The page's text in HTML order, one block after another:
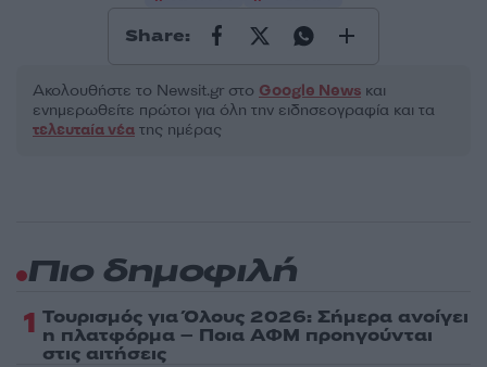
Share:
Ακολουθήστε το Νewsit.gr στο Google News και
ενημερωθείτε πρώτοι για όλη την ειδησεογραφία και τα
τελευταία νέα της ημέρας
Πιο δημοφιλή
1 Τουρισμός για Όλους 2026: Σήμερα ανοίγει
η πλατφόρμα – Ποια ΑΦΜ προηγούνται
στις αιτήσεις